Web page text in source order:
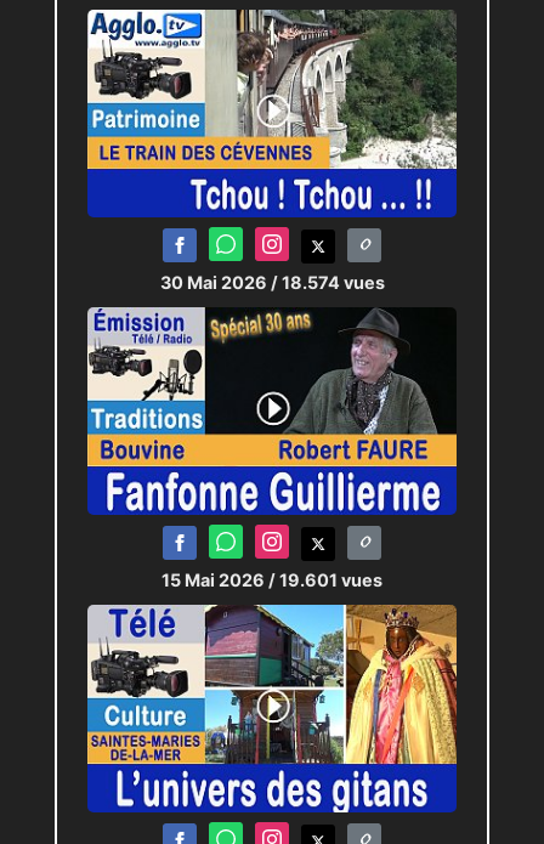
30 Mai 2026 / 18.574 vues
15 Mai 2026 / 19.601 vues